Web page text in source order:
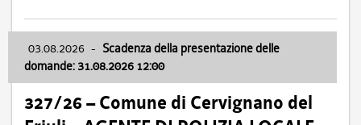
03.08.2026 - Scadenza della presentazione delle
domande: 31.08.2026 12:00
327/26 – Comune di Cervignano del